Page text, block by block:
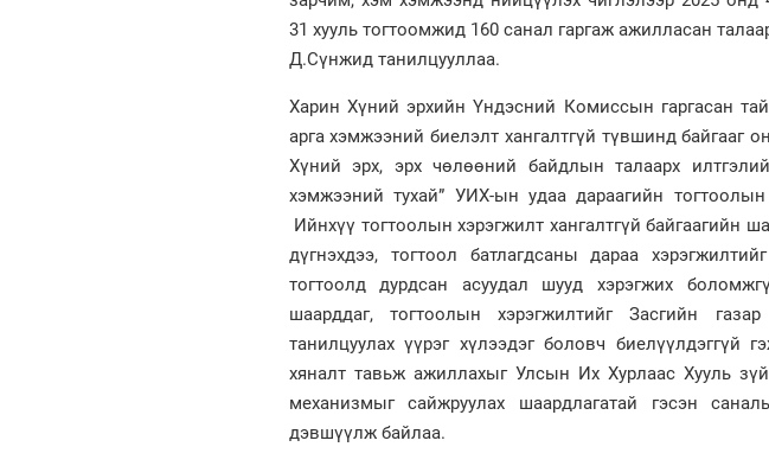
31 хууль тогтоомжид 160 санал гаргаж ажилласан
Д.Сүнжид танилцууллаа.
Харин Хүний эрхийн Үндэсний Комиссын гаргасан
арга хэмжээний биелэлт хангалтгүй түвшинд байгааг
Хүний эрх, эрх чөлөөний байдлын талаарх
хэмжээний тухай” УИХ-ын удаа дараагийн тогтоолын
Ийнхүү тогтоолын хэрэгжилт хангалтгүй байгаагийн
дүгнэхдээ, тогтоол батлагдсаны дараа
тогтоолд дурдсан асуудал шууд хэрэгжих
шаарддаг, тогтоолын хэрэгжилтийг Засгийн
танилцуулах үүрэг хүлээдэг боловч биелүүлдэггүй
хяналт тавьж ажиллахыг Улсын Их Хурлаас Хууль
механизмыг сайжруулах шаардлагатай гэсэн
дэвшүүлж байлаа.